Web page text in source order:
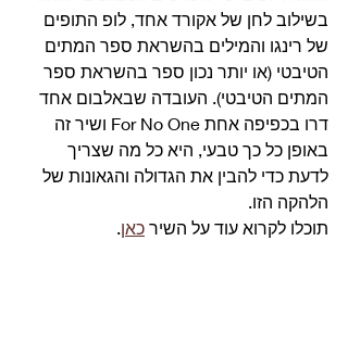
בשילוב לחן של אקורד אחד, לופ התופים
של רינגו והמילים בהשראת ספר המתים
הטיבטי (או יותר נכון ספר בהשראת ספר
המתים הטיבטי). העובדה שבאלבום אחד
דרו בכפיפה אחת For No One ושיר זה
באופן כל כך טבעי, היא כל מה שצריך
לדעת כדי להבין את הגדולה והגאונות של
הלהקה הזו.
תוכלו לקרוא עוד על השיר כאן.